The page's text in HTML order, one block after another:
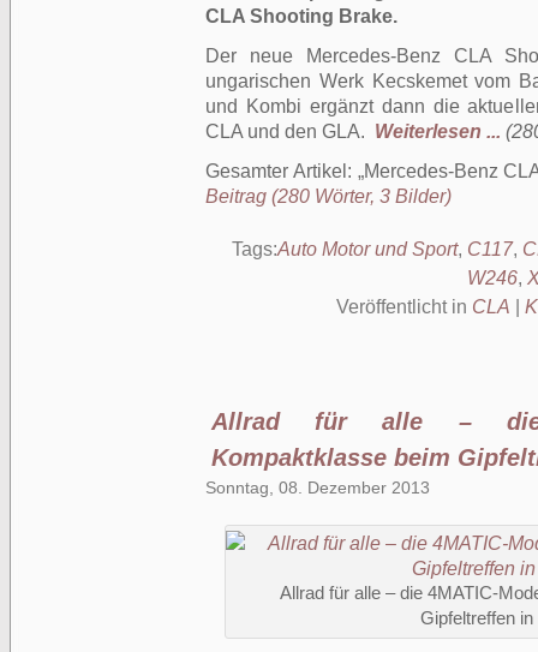
CLA Shooting Brake.
Der neue Mercedes-Benz CLA
ungarischen Werk Kecskemet vom
und Kombi ergänzt dann die
CLA und den GLA. Weiterlesen ...
Gesamter Artikel:
Mercedes-Benz
Beitrag (280 Wörter, 3 Bilder)
Tags:Auto Motor und Sport, C117,
W246,
Veröffentlicht in CLA
Allrad für alle – die
Kompaktklasse beim
Sonntag, 08. Dezember 2013
Allrad für alle – die 4MATIC-
Gipfeltreffen